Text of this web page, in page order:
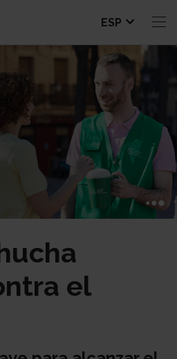
Selecci
idioma
ESP
el